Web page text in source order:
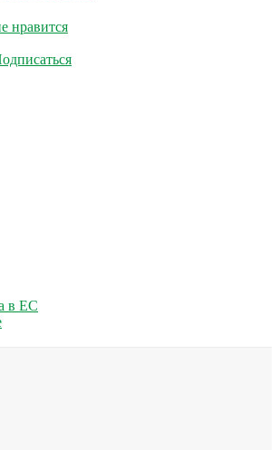
нравится